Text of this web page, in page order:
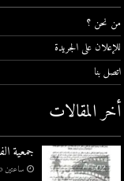
من نحن ؟
للإعلان على الجريدة
اتصل بنا
أخر المقالات
جمعية
ساعتين ago